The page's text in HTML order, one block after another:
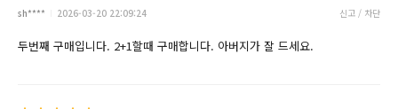
sh**** 2026-03-20 22:09:24 신고 / 차단
두번째 구매입니다. 2+1할때 구매합니다. 아버지가 잘 드세요.